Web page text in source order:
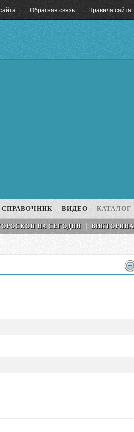
Обратная связь Правила сайта
СПРАВОЧНИК ВИДЕО КАТАЛОГ
НA СEГОДНЯ ВИКТОРИНА